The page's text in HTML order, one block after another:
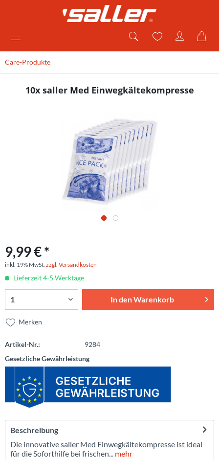
Care-Produkte
10x saller Med Einwegkältekompresse
9,99 € *
inkl. 19% MwSt. zzgl. Versandkosten
Lieferzeit 4-5 Werktage
In denWarenkorb
Merken
Artikel-Nr.:
9284
Gesetzliche Gewährleistung
Beschreibung
Die innovative saller Med Einwegkältekompresse ist ideal
für die Soforthilfe bei frischen... mehr